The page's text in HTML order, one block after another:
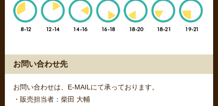
お問い合わせ先
お問い合わせは、E-MAILにて承っております。
・販売担当者：柴田 大輔